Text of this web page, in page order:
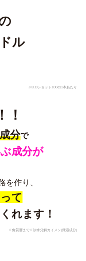
ル
※B.Dショット100の1本あたり
！
分で
成分が
を作り、
て
くれます！
※角質層まで※加水分解カイメン(保湿成分)